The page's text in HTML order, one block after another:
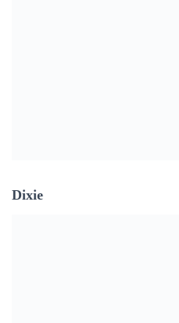
Dixie